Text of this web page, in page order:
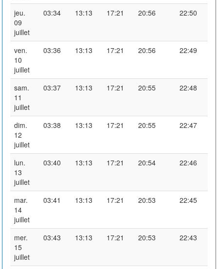
jeu.
09
juillet
03:34 13:13 17:21 20:56 22:50
ven.
10
juillet
03:36 13:13 17:21 20:56 22:49
sam.
11
juillet
03:37 13:13 17:21 20:55 22:48
dim.
12
juillet
03:38 13:13 17:21 20:55 22:47
lun.
13
juillet
03:40 13:13 17:21 20:54 22:46
mar.
14
juillet
03:41 13:13 17:21 20:53 22:45
mer.
15
juillet
03:43 13:13 17:21 20:53 22:43